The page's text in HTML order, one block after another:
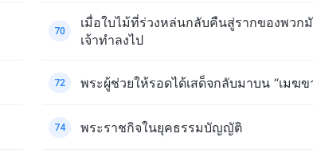
70
เมื่อใบไม้ที่ร่วงหล่นกลับคืนสู่รากของพวก
เจ้าทำลงไป
72 พระผู้ช่วยให้รอดได้เสด็จกลับมาบน “เมฆข
74 พระราชกิจในยุคธรรมบัญญัติ